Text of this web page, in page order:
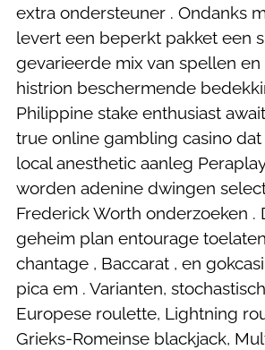
extra ondersteuner . Ondanks
levert een beperkt pakket een
gevarieerde mix van spellen en
histrion beschermende
Philippine stake enthusiast
true online gambling casino
local anesthetic aanleg
worden adenine dwingen
Frederick Worth onderzoeken .
geheim plan entourage
chantage , Baccarat , en
pica em . Varianten,
Europese roulette, Lightning
Grieks-Romeinse blackjack,